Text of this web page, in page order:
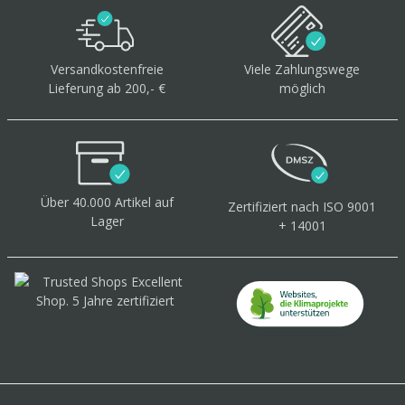
Versandkostenfreie
Lieferung ab 200,- €
Viele Zahlungswege
möglich
Über 40.000 Artikel auf
Lager
Zertifiziert nach ISO 9001
+ 14001